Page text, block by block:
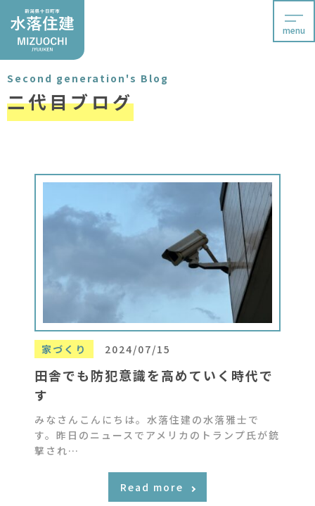
menu
Second generation's Blog
二代目ブログ
家づくり 2024/07/15
田舎でも防犯意識を高めていく時代で
す
みなさんこんにちは。水落住建の水落雅士で
す。昨日のニュースでアメリカのトランプ氏が銃
撃され…
Read more